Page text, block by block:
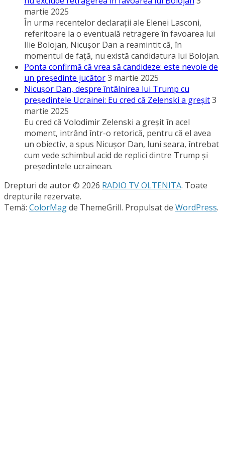
martie 2025
În urma recentelor declaraţii ale Elenei Lasconi,
referitoare la o eventuală retragere în favoarea lui
Ilie Bolojan, Nicuşor Dan a reamintit că, în
momentul de faţă, nu există candidatura lui Bolojan.
Ponta confirmă că vrea să candideze: este nevoie de
un preşedinte jucător3 martie 2025
Nicuşor Dan, despre întâlnirea lui Trump cu
preşedintele Ucrainei: Eu cred că Zelenski a greşit3
martie 2025
Eu cred că Volodimir Zelenski a greşit în acel
moment, intrând într-o retorică, pentru că el avea
un obiectiv, a spus Nicuşor Dan, luni seara, întrebat
cum vede schimbul acid de replici dintre Trump şi
preşedintele ucrainean.
Drepturi de autor © 2026 RADIO TV OLTENITA. Toate
drepturile rezervate.
Temă: ColorMagde ThemeGrill. Propulsat de WordPress.